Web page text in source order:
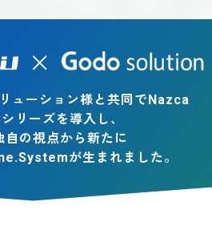
ューション様と共同でNazca
リーズを導入し、
自の視点から新たに
が生まれました。